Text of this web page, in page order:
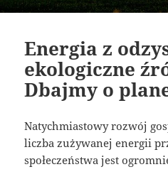
Energia z
ekologiczne
Dbajmy o
Natychmiastowy rozwój
liczba zużywanej energii
społeczeństwa jest